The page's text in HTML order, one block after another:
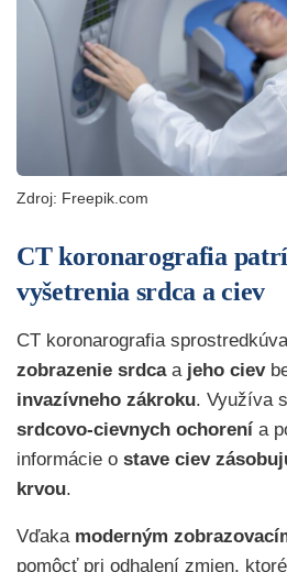
Zdroj: Freepik.com
CT koronarografia
vyšetrenia srdca a ciev
CT koronarografia sprostredkúva
zobrazenie srdca a jeho ciev
invazívneho zákroku. Využíva
srdcovo-cievnych ochorení a
informácie o stave ciev
krvou.
Vďakamoderným
pomôcť pri odhalení zmien,